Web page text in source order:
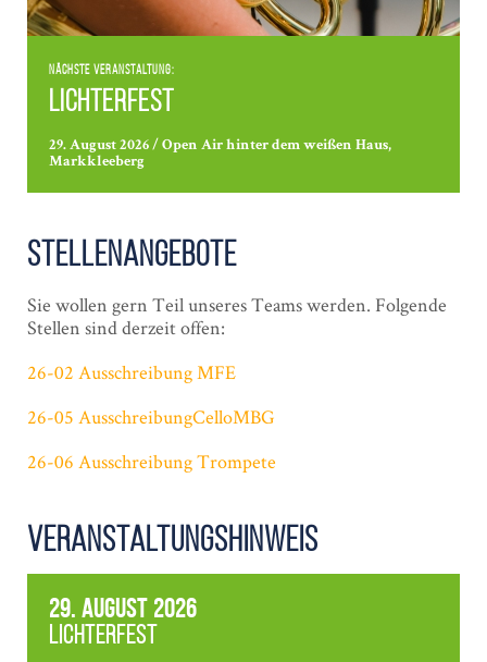
Nächste Veranstaltung:
Lichterfest
29. August 2026 / Open Air hinter dem weißen Haus,
Markkleeberg
Stellenangebote
Sie wollen gern Teil unseres Teams werden. Folgende
Stellen sind derzeit offen:
26-02 Ausschreibung MFE
26-05 AusschreibungCelloMBG
26-06 Ausschreibung Trompete
Veranstaltungshinweis
29. August 2026
Lichterfest